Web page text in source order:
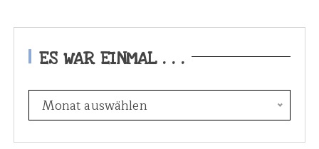
ES WAR EINMAL . . .
s
w
Monat auswählen